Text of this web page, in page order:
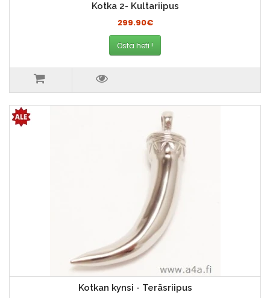
Kotka 2- Kultariipus
299.90€
Osta heti !
Kotkan kynsi - Teräsriipus